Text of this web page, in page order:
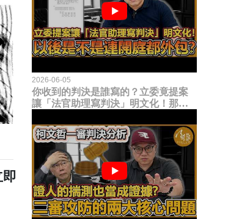
2026-06-05
你收到的判決是誰寫的？立委竟提案
讓「法官助理寫判決」明文化！那以